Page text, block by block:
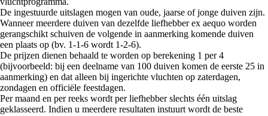
De ingestuurde uitslagen mogen van oude, jaarse of jonge duiven zijn.
Wanneer meerdere duiven van dezelfde liefhebber ex aequo worden
gerangschikt schuiven de volgende in aanmerking komende duiven
een plaats op (bv. 1-1-6 wordt 1-2-6).
De prijzen dienen behaald te worden op berekening 1 per 4
(bijvoorbeeld: bij een deelname van 100 duiven komen de eerste 25 in
aanmerking) en dat alleen bij ingerichte vluchten op zaterdagen,
zondagen en officiële feestdagen.
Per maand en per reeks wordt per liefhebber slechts één uitslag
geklasseerd. Indien u meerdere resultaten instuurt wordt de beste